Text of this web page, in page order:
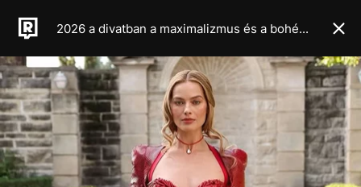
2026 a divatban a maximalizmus és a bohém élet éve lesz, legalábbis a legújabb haute couture kollekciók alapján